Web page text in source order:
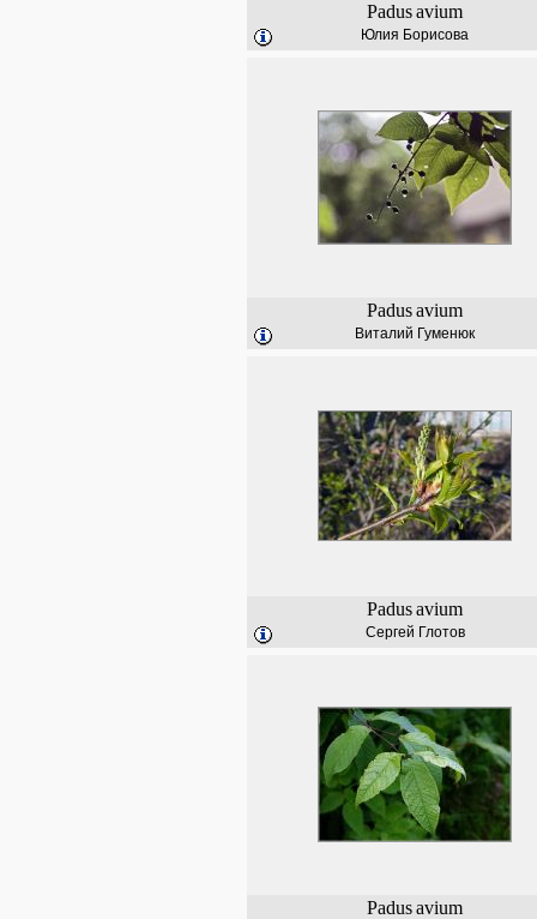
Padusavium
Юлия Борисова
Padusavium
Виталий Гуменюк
Padusavium
Сергей Глотов
Padusavium